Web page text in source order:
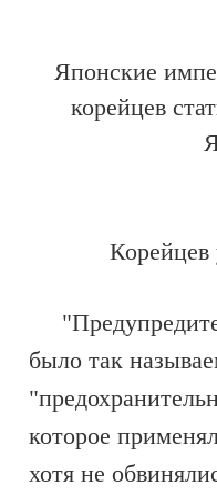
Японские
корейцев
Корейцев
было так
которое
хотя не